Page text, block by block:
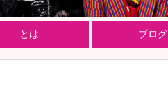
とは ブログ